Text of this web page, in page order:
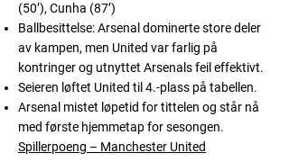
(50’), Cunha (87’)
Ballbesittelse:Arsenal dominerte store deler
av kampen, men United var farlig på
kontringer og utnyttet Arsenals feil effektivt.
Seieren løftet United til 4.-plass på tabellen.
Arsenal mistet løpetid for tittelen og står nå
med første hjemmetap for sesongen.
Spillerpoeng – Manchester United